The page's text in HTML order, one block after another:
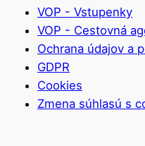
VOP - Vstupenky
VOP - Cestovná
Ochrana údajov a
GDPR
Cookies
Zmena súhlasú s